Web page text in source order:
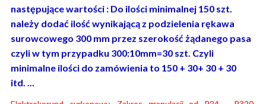
następujące wartości : Do ilości minimalnej 150 szt.
należy dodać ilość wynikającą z podzielenia rękawa
surowcowego 300 mm przez szerokość żądanego pasa
czyli w tym przypadku 300:10mm=30 szt. Czyli
minimalne ilości do zamówienia to 150 + 30+ 30 + 30
itd. ...